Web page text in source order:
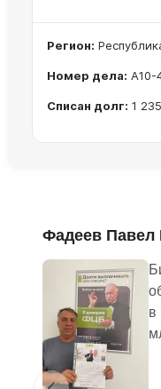
Регион:
Номер дела: А10-
Списан долг: 1
Фадеев Павел
в